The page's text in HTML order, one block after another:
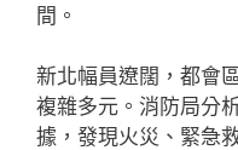
間。
新北幅員遼闊，都會
複雜多元。消防局分
據，發現火災、緊急